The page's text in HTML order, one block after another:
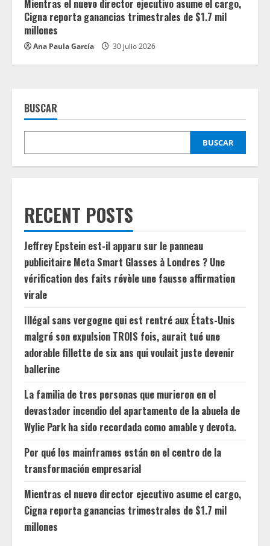
Mientras el nuevo director ejecutivo asume el cargo,
Cigna reporta ganancias trimestrales de $1.7 mil
millones
Ana Paula García 30 julio 2026
BUSCAR
BUSCAR
RECENT POSTS
Jeffrey Epstein est-il apparu sur le panneau
publicitaire Meta Smart Glasses à Londres ? Une
vérification des faits révèle une fausse affirmation
virale
Illégal sans vergogne qui est rentré aux États-Unis
malgré son expulsion TROIS fois, aurait tué une
adorable fillette de six ans qui voulait juste devenir
ballerine
La familia de tres personas que murieron en el
devastador incendio del apartamento de la abuela de
Wylie Park ha sido recordada como amable y devota.
Por qué los mainframes están en el centro de la
transformación empresarial
Mientras el nuevo director ejecutivo asume el cargo,
Cigna reporta ganancias trimestrales de $1.7 mil
millones